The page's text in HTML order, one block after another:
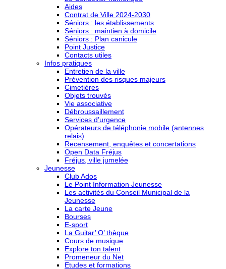
Aides
Contrat de Ville 2024-2030
Séniors : les établissements
Séniors : maintien à domicile
Séniors : Plan canicule
Point Justice
Contacts utiles
Infos pratiques
Entretien de la ville
Prévention des risques majeurs
Cimetières
Objets trouvés
Vie associative
Débroussaillement
Services d’urgence
Opérateurs de téléphonie mobile (antennes
relais)
Recensement, enquêtes et concertations
Open Data Fréjus
Fréjus, ville jumelée
Jeunesse
Club Ados
Le Point Information Jeunesse
Les activités du Conseil Municipal de la
Jeunesse
La carte Jeune
Bourses
E-sport
La Guitar’ O’ thèque
Cours de musique
Explore ton talent
Promeneur du Net
Etudes et formations